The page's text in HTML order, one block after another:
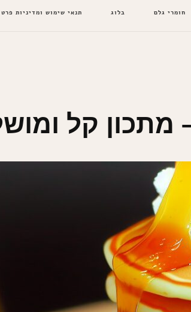
חומרי גלם בלוג תנאי שימוש ומדיניות
מתכון קל